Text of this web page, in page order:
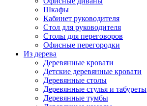
Шкафы
Кабинет руководителя
Стол для руководителя
Столы для переговоров
Офисные перегородки
Из дерева
Деревянные кровати
Детские деревянные кровати
Деревянные столы
Деревянные стулья и табуреты
Деревянные тумбы